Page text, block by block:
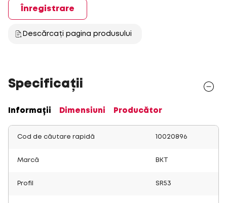
Înregistrare
Descărcați pagina produsului
Specificații
Informații Dimensiuni Producător
Cod de căutare rapidă 10020896
Marcă BKT
Profil SR53